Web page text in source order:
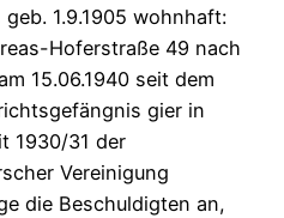
1.9.1905 wohnhaft:
Hoferstraße 49 nach
15.06.1940 seit dem
gier in
1930/31 der
Vereinigung
die Beschuldigten an,